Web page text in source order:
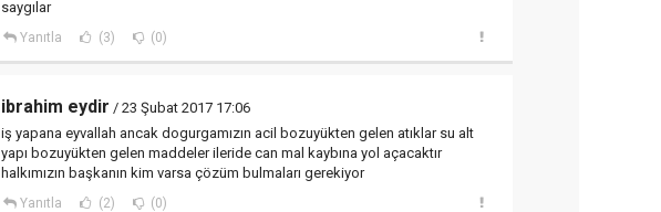
saygılar
Yanıtla (3) (0)
ibrahim eydir / 23 Şubat 2017 17:06
iş yapana eyvallah ancak dogurgamızın acil bozuyükten gelen atıklar su alt
yapı bozuyükten gelen maddeler ileride can mal kaybına yol açacaktır
halkımızın başkanın kim varsa çözüm bulmaları gerekiyor
Yanıtla (2) (0)